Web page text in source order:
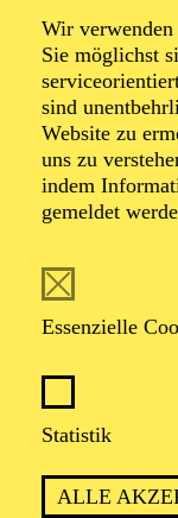
Wir
Sie möglichst
sind
Website zu
uns zu
indem
gemeldet
Essenzielle
Statistik
ALLE
"AUS
Werke von
Dukas
Vorverkauf startet
Die Veranstaltung
Mittwoch
09:30 - 10:15